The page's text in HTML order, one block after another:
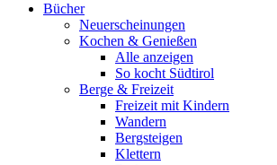
Bücher
Neuerscheinungen
Kochen & Genießen
Alle anzeigen
So kocht Südtirol
Berge & Freizeit
Freizeit mit Kindern
Wandern
Bergsteigen
Klettern